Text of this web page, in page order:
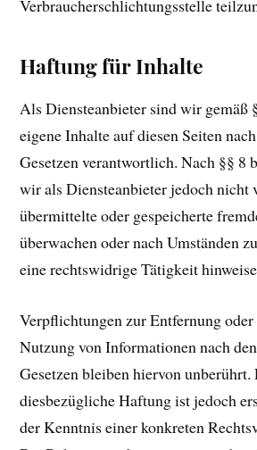
Verbraucherschlichtungsstelle
Haftung für Inhalte
Als Diensteanbieter sind wir gemäß
eigene Inhalte auf diesen Seiten
Gesetzen verantwortlich. Nach §§ 8
wir als Diensteanbieter jedoch nicht
übermittelte oder gespeicherte
überwachen oder nach Umständen
eine rechtswidrige Tätigkeit
Verpflichtungen zur Entfernung
Nutzung von Informationen nach
Gesetzen bleiben hiervon unberührt.
diesbezügliche Haftung ist jedoch
der Kenntnis einer konkreten